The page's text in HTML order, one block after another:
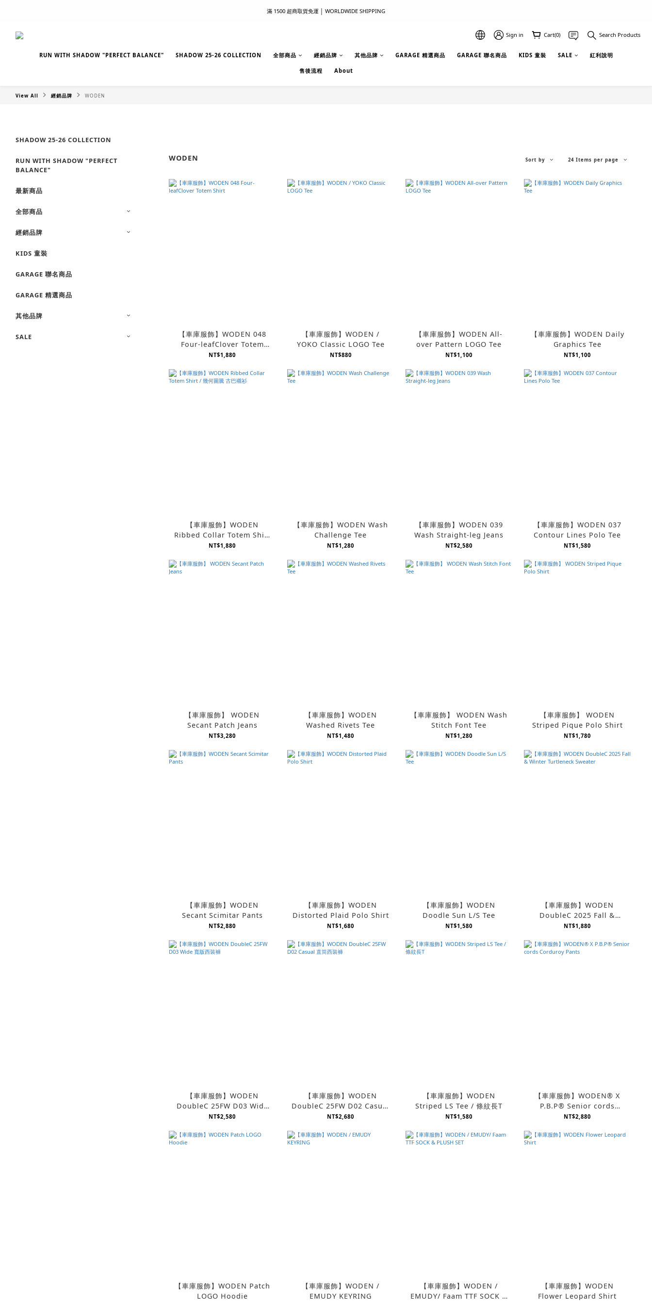
滿 1500 超商取貨免運 │ WORLDWIDE SHIPPING
滿 1500 超商取貨免運 │ WORLDWIDE SHIPPING
首次註冊新會員 │ 贈 100 元購物金
Sign in Cart(0) Search Products
RUN WITH SHADOW "PERFECT BALANCE" SHADOW 25-26 COLLECTION 全部商品 經銷品牌 其他品牌 GARAGE 精選商品 GARAGE 聯名商品 KIDS 童裝 SALE 紅利說明
售後流程 About
View All 經銷品牌 WODEN
SHADOW 25-26 COLLECTION
RUN WITH SHADOW "PERFECT
BALANCE"
最新商品
全部商品
經銷品牌
KIDS 童裝
GARAGE 聯名商品
GARAGE 精選商品
其他品牌
SALE
WODEN Sort by 24 Items per page
【車庫服飾】WODEN 048
Four-leafClover Totem
Shirt
NT$1,880
【車庫服飾】WODEN /
YOKO Classic LOGO Tee
NT$880
【車庫服飾】WODEN All-
over Pattern LOGO Tee
NT$1,100
【車庫服飾】WODEN Daily
Graphics Tee
NT$1,100
【車庫服飾】WODEN
Ribbed Collar Totem Shirt
/ 幾何圖騰 古巴襯衫
NT$1,880
【車庫服飾】WODEN Wash
Challenge Tee
NT$1,280
【車庫服飾】WODEN 039
Wash Straight-leg Jeans
NT$2,580
【車庫服飾】WODEN 037
Contour Lines Polo Tee
NT$1,580
【車庫服飾】 WODEN
Secant Patch Jeans
NT$3,280
【車庫服飾】WODEN
Washed Rivets Tee
NT$1,480
【車庫服飾】 WODEN Wash
Stitch Font Tee
NT$1,280
【車庫服飾】 WODEN
Striped Pique Polo Shirt
NT$1,780
【車庫服飾】WODEN
Secant Scimitar Pants
NT$2,880
【車庫服飾】WODEN
Distorted Plaid Polo Shirt
NT$1,680
【車庫服飾】WODEN
Doodle Sun L/S Tee
NT$1,580
【車庫服飾】WODEN
DoubleC 2025 Fall &
Winter Turtleneck Sweater
NT$1,880
【車庫服飾】WODEN
DoubleC 25FW D03 Wide
寬版西裝褲
NT$2,580
【車庫服飾】WODEN
DoubleC 25FW D02 Casual
直筒西裝褲
NT$2,680
【車庫服飾】WODEN
Striped LS Tee / 條紋長T
NT$1,580
【車庫服飾】WODEN® X
P.B.P® Senior cords
Corduroy Pants
NT$2,880
【車庫服飾】WODEN Patch
LOGO Hoodie
【車庫服飾】WODEN /
EMUDY KEYRING
【車庫服飾】WODEN /
EMUDY/ Faam TTF SOCK &
【車庫服飾】WODEN
Flower Leopard Shirt